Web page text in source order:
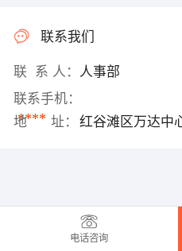
联系我们
联 系 人： 人事部
联系手机：
****
地 址： 红谷滩区万达中
电话咨询